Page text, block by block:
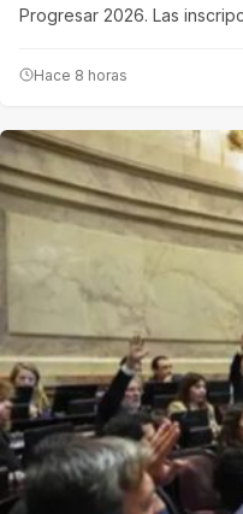
Progresar 2026. Las
Hace 8 horas